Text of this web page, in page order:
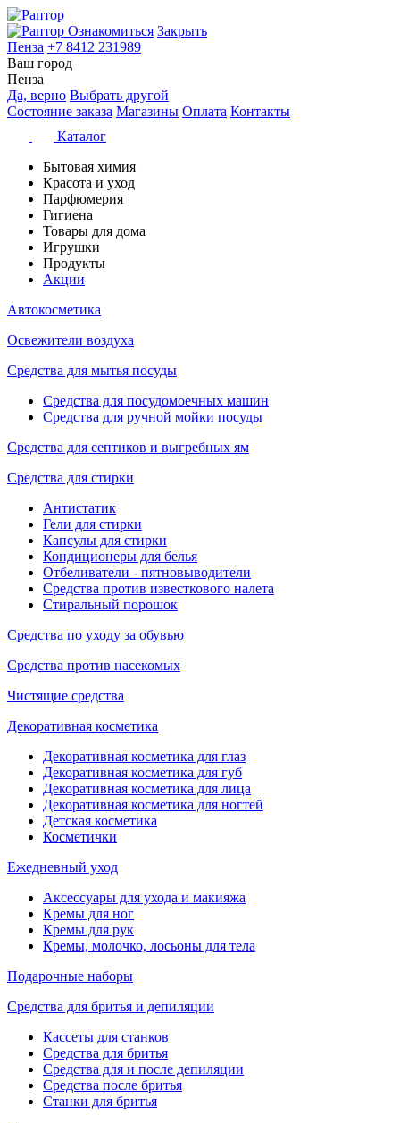
Ознакомиться Закрыть
Пенза +7 8412 231989
Ваш город
Пенза
Да, верно Выбрать другой
Состояние заказа Магазины Оплата Контакты
Каталог
Бытовая химия
Красота и уход
Парфюмерия
Гигиена
Товары для дома
Игрушки
Продукты
Акции
Автокосметика
Освежители воздуха
Средства для мытья посуды
Средства для посудомоечных машин
Средства для ручной мойки посуды
Средства для септиков и выгребных ям
Средства для стирки
Антистатик
Гели для стирки
Капсулы для стирки
Кондиционеры для белья
Отбеливатели - пятновыводители
Средства против известкового налета
Стиральный порошок
Средства по уходу за обувью
Средства против насекомых
Чистящие средства
Декоративная косметика
Декоративная косметика для глаз
Декоративная косметика для губ
Декоративная косметика для лица
Декоративная косметика для ногтей
Детская косметика
Косметички
Ежедневный уход
Аксессуары для ухода и макияжа
Кремы для ног
Кремы для рук
Кремы, молочко, лосьоны для тела
Подарочные наборы
Средства для бритья и депиляции
Кассеты для станков
Средства для бритья
Средства для и после депиляции
Средства после бритья
Станки для бритья